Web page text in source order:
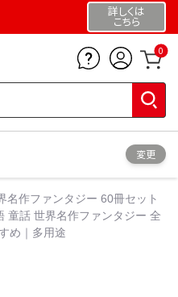
詳しくは
こちら
0
変更
名作ファンタジー 60冊セット
童話 世界名作ファンタジー 全
め｜多用途